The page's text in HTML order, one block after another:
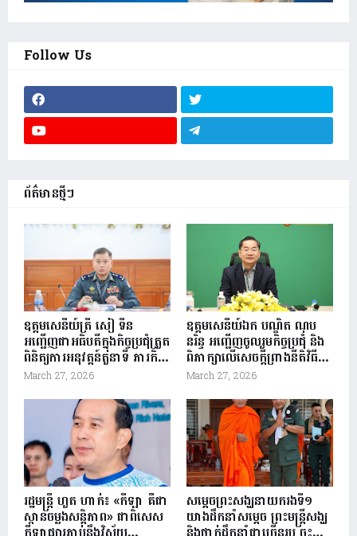
Follow Us
ព័ត៌មានថ្មីៗ
ឧត្តមសេនីយ៍ត្រី សៀ ទីន
អញ្ជើញជាអធិបតីក្នុងកិច្ចប្រជុំត្រួត
ពិនិត្យការអនុវត្តន៍តួនាទី ភារកិច្ច
និងវឌ្ឍនភាពការងារ កងរាជ
មាសទី១ និងលើកទិសដៅ
សកម្មភាពការងារត្រីមាសទី២
ឆ្នាំ២០២៦
March 27, 2026
ឧត្តមសេនីយ៍ឯក បណ្ឌិត ណុប
នរិន្ទ អញ្ជើញចូលរួមកិច្ចប្រជុំ និង
ពិភាក្សាលើសេចក្តីព្រាងនីតិវិធី
ប្រតិបត្តិស្តង់ដា SOP នៃមជ្ឈ
សមាហរណកម្ម ក្រសួងមហាផ្ទៃ
March 27, 2026
រដ្ឋមន្ត្រី ហួត ហាក់៖ «កីឡា គឺជា
ស្ពានចម្លងសន្តិភាព» ជាពិសេស
សម្តេចព្រះសង្ឃនាយករងទី១
យាងដឹកនាំសម្តេច ព្រះមន្រ្តីសង្ឃ